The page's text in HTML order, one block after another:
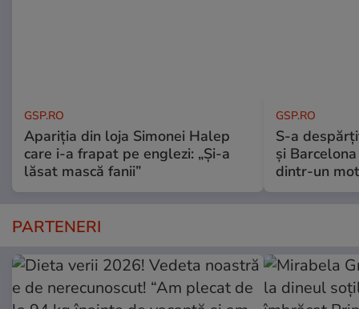
GSP.RO
Apariția din loja Simonei Halep
care i-a frapat pe englezi: „Și-a
lăsat mască fanii”
GSP.RO
S-a
și
dintr-un
PARTENERI